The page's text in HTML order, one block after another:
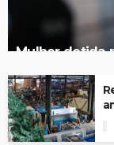
Mulher detida